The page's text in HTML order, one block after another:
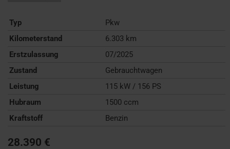
Typ
Pkw
Kilometerstand
6.303 km
Erstzulassung
07/2025
Zustand
Gebrauchtwagen
Leistung
115 kW / 156 PS
Hubraum
1500 ccm
Kraftstoff
Benzin
28.390 €